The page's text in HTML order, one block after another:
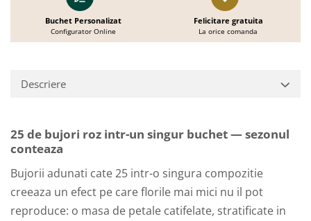
Buchet Personalizat
Configurator Online
Felicitare gratuita
La orice comanda
Descriere
25 de bujori roz intr-un singur buchet — sezonul
conteaza
Bujorii adunati cate 25 intr-o singura compozitie
creeaza un efect pe care florile mai mici nu il pot
reproduce: o masa de petale catifelate, stratificate in